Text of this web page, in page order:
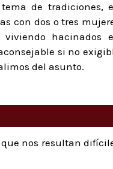
de tradiciones,
con dos o tres
hacinados
si no
del asunto.
nos resultan